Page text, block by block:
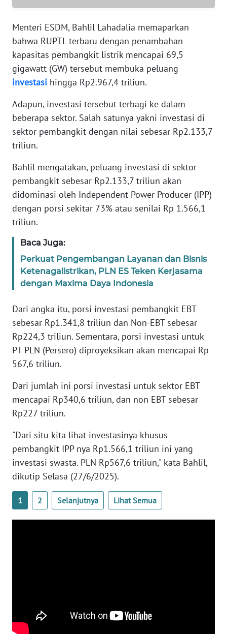
Menteri ESDM, Bahlil Lahadalia memaparkan
bahwa RUPTL terbaru dengan penambahan
kapasitas pembangkit listrik mencapai 69,5
gigawatt (GW) tersebut membuka peluang
investasi hingga Rp2.967,4 triliun.
Adapun, investasi tersebut terbagi ke dalam
beberapa sektor. Salah satunya yakni investasi di
sektor pembangkit dengan nilai sebesar Rp2.133,7
triliun.
Bahlil mengatakan, peluang investasi di sektor
pembangkit sebesar Rp2.133,7 triliun akan
didominasi oleh Independent Power Producer (IPP)
dengan porsi sekitar 73% atau senilai Rp 1.566,1
triliun.
Baca Juga:
Perkuat Pengembangan Layanan dan Bisnis
Ketenagalistrikan, PLN ES Teken Kerjasama
dengan Maxima Daya Indonesia
Dari angka itu, porsi investasi pembangkit EBT
sebesar Rp1.341,8 triliun dan Non-EBT sebesar
Rp224,3 triliun. Sementara, porsi investasi untuk
PT PLN (Persero) diproyeksikan akan mencapai Rp
567,6 triliun.
Dari jumlah ini porsi investasi untuk sektor EBT
mencapai Rp340,6 triliun, dan non EBT sebesar
Rp227 triliun.
"Dari situ kita lihat investasinya khusus
pembangkit IPP nya Rp1.566,1 triliun ini yang
investasi swasta. PLN Rp567,6 triliun," kata Bahlil,
dikutip Selasa (27/6/2025).
1 2 Selanjutnya Lihat Semua
NTT
WN
KEPRI
PAPUA
WN
PAPUA
BARAT
WN
RIAU
WN
SERAMBI
JAMBI
WN
WN
NTB
WN
WN
SULBAR
WN
BABEL
WN
WN